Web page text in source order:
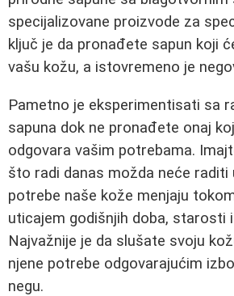
specijalizovane proizvode za
ključ je da pronađete sapun koji
vašu kožu, a istovremeno je
Pametno je eksperimentisati sa
sapuna dok ne pronađete onaj
odgovara vašim potrebama.
što radi danas možda neće raditi
potrebe naše kože menjaju
uticajem godišnjih doba, starosti
Najvažnije je da slušate svoju
njene potrebe odgovarajućim
negu.